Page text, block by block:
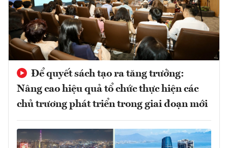
Để quyết sách tạo ra tăng trưởng:
Nâng cao hiệu quả tổ chức thực hiện các
chủ trương phát triển trong giai đoạn mới